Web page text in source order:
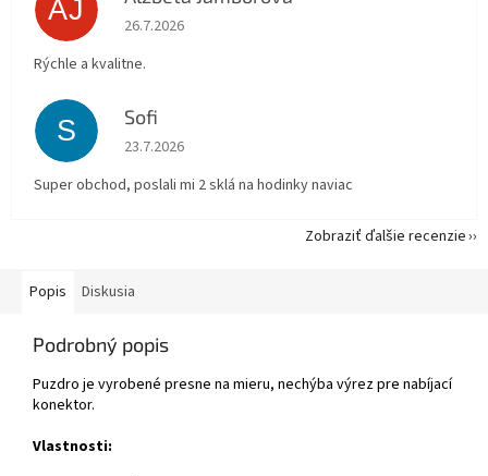
Popis Diskusia
Podrobný popis
Puzdro je vyrobené presne na mieru, nechýba výrez pre nabíjací
konektor.
Vlastnosti:
AJ Hodnotenie obchodu je 5 z 5 hviezdičiek.
26.7.2026
Rýchle a kvalitne.
S Sofi
Hodnotenie obchodu je 5 z 5 hviezdičiek.
23.7.2026
Super obchod, poslali mi 2 sklá na hodinky naviac
Zobraziť ďalšie recenzie